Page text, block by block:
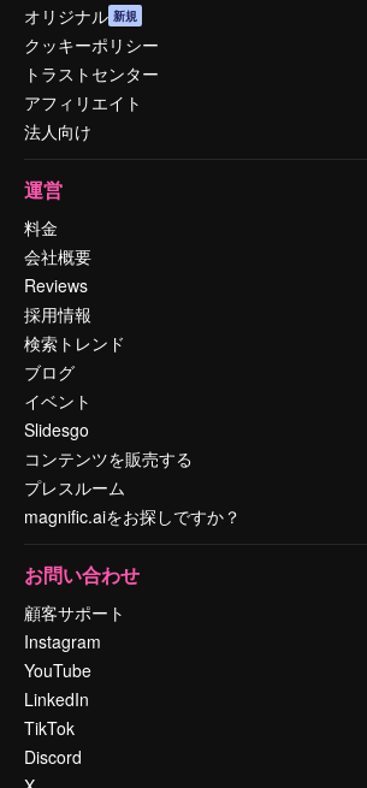
オリジナル 新規
クッキーポリシー
トラストセンター
アフィリエイト
法人向け
運営
料金
会社概要
Reviews
採用情報
検索トレンド
ブログ
イベント
Slidesgo
コンテンツを販売する
プレスルーム
magnific.aiをお探しですか？
お問い合わせ
顧客サポート
Instagram
YouTube
LinkedIn
TikTok
Discord